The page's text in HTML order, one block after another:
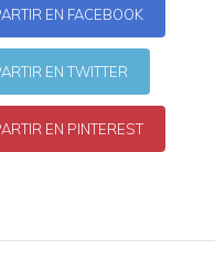
EN FACEBOOK
EN TWITTER
EN PINTEREST